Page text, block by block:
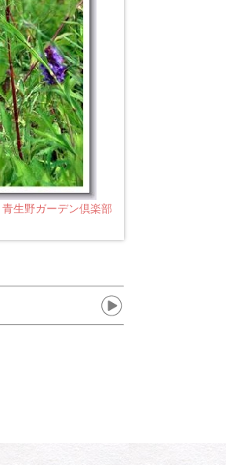
青生野ガーデン倶楽部